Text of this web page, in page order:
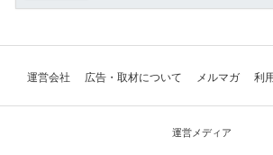
運営会社 広告・取材について メルマガ 利
運営メディア